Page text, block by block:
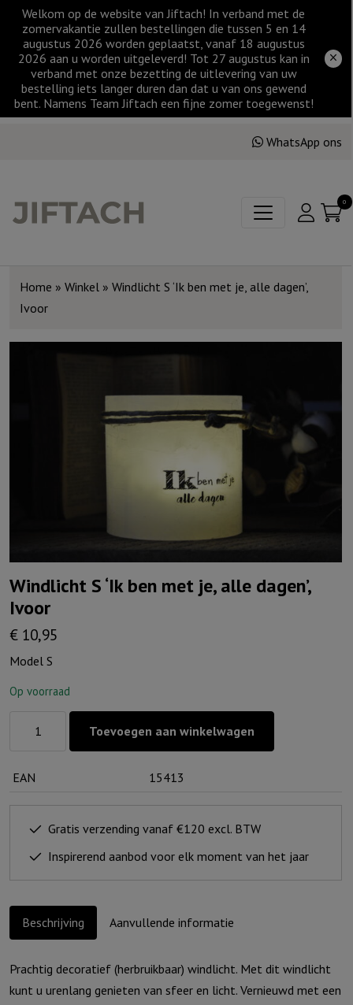
Welkom op de website van Jiftach! In verband met de
zomervakantie zullen bestellingen die tussen 5 en 14
augustus 2026 worden geplaatst, vanaf 18 augustus
2026 aan u worden uitgeleverd! Tot 27 augustus kan in
verband met onze bezetting de uitlevering van uw
bestelling iets langer duren dan dat u van ons gewend
bent. Namens Team Jiftach een fijne zomer toegewenst!
WhatsApp ons
0
Home » Winkel » Windlicht S ‘Ik ben met je, alle dagen’,
Ivoor
Windlicht S ‘Ik ben met je, alle dagen’,
Ivoor
€ 10,95
Model S
Op voorraad
ben
met
aantal
Toevoegen aan winkelwagen
EAN 15413
Gratis verzending vanaf €120 excl. BTW
Inspirerend aanbod voor elk moment van het jaar
Beschrijving Aanvullende informatie
Prachtig decoratief (herbruikbaar) windlicht. Met dit windlicht
kunt u urenlang genieten van sfeer en licht. Vernieuwd met een